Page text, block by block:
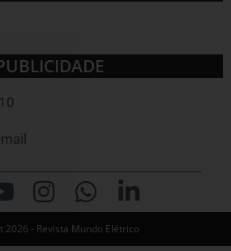
2026 - Revista Mundo Elétrico